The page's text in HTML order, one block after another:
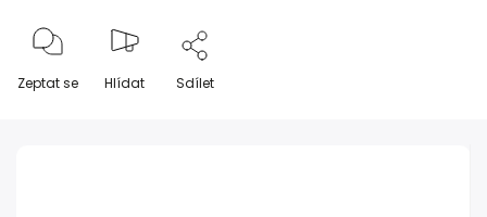
Zeptat se Hlídat Sdílet